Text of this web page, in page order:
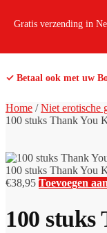
Gratis verzending in
✓ Betaal ook met uw
Home /Niet erotische
100 stuks Thank You
100 stuks Thank You
€38,95 Toevoegen
100 stuks